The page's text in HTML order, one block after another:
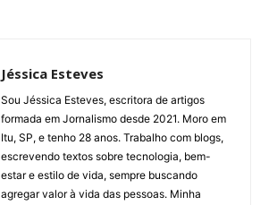
Jéssica Esteves
Sou Jéssica Esteves, escritora de artigos
formada em Jornalismo desde 2021. Moro em
Itu, SP, e tenho 28 anos. Trabalho com blogs,
escrevendo textos sobre tecnologia, bem-
estar e estilo de vida, sempre buscando
agregar valor à vida das pessoas. Minha